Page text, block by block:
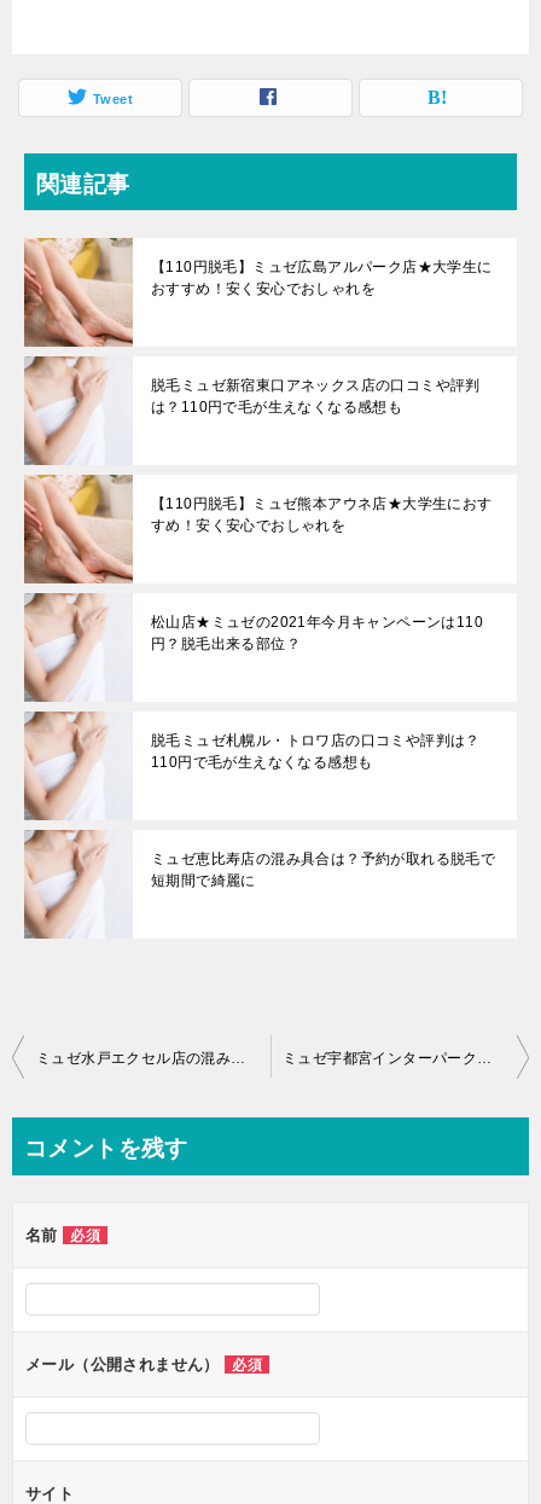
Tweet
関連記事
【110円脱毛】ミュゼ広島アルパーク店★大学生に
おすすめ！安く安心でおしゃれを
脱毛ミュゼ新宿東口アネックス店の口コミや評判
は？110円で毛が生えなくなる感想も
【110円脱毛】ミュゼ熊本アウネ店★大学生におす
すめ！安く安心でおしゃれを
松山店★ミュゼの2021年今月キャンペーンは110
円？脱毛出来る部位？
脱毛ミュゼ札幌ル・トロワ店の口コミや評判は？
110円で毛が生えなくなる感想も
ミュゼ恵比寿店の混み具合は？予約が取れる脱毛で
短期間で綺麗に
投
ビ
ー
シ
ョ
ン
コメントを残す
名前 必須
メール（公開されません） 必須
サイト